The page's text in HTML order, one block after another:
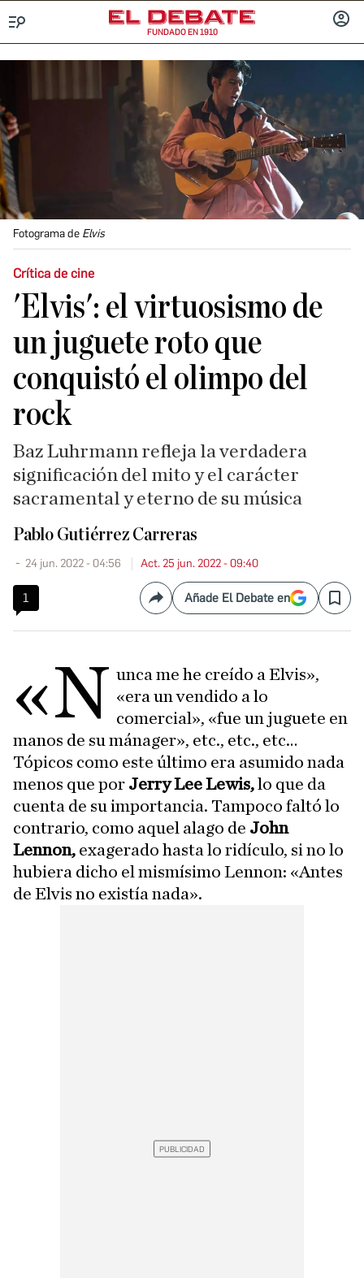
FUNDADO EN 1910
Fotograma de Elvis
Crítica de cine
'Elvis': el virtuosismo de
un juguete roto que
conquistó el olimpo del
rock
Baz Luhrmann refleja la verdadera
significación del mito y el carácter
sacramental y eterno de su música
Pablo Gutiérrez Carreras
24 jun. 2022 - 04:56 Act. 25 jun. 2022 - 09:40
1 CompartirAñade El Debate en Save
«N unca me he creído a Elvis»,
«era un vendido a lo
comercial», «fue un juguete en
manos de su mánager», etc., etc., etc…
Tópicos como este último era asumido nada
menos que por Jerry Lee Lewis,lo que da
cuenta de su importancia. Tampoco faltó lo
contrario, como aquel alago de John
Lennon, exagerado hasta lo ridículo, si no lo
hubiera dicho el mismísimo Lennon: «Antes
de Elvis no existía nada».